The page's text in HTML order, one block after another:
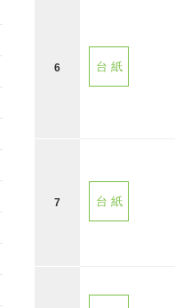
6 台 紙
7 台 紙